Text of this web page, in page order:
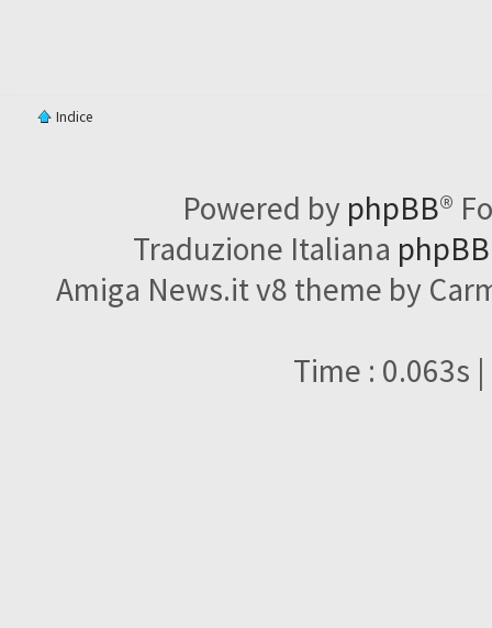
Indice
Powered by phpBB®
Traduzione Italiana
Amiga News.it v8 theme by
Time : 0.063s